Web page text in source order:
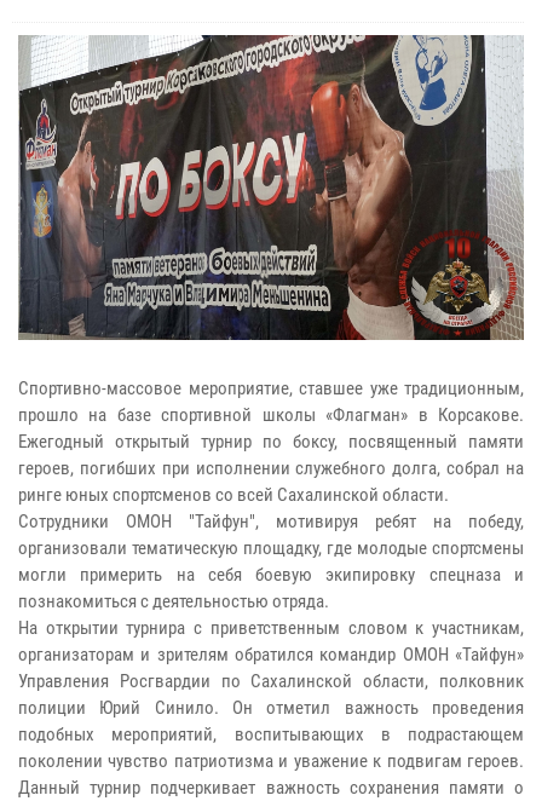
Спортивно-массовое мероприятие, ставшее уже традиционным,
прошло на базе спортивной школы «Флагман» в Корсакове.
Ежегодный открытый турнир по боксу, посвященный памяти
героев, погибших при исполнении служебного долга, собрал на
ринге юных спортсменов со всей Сахалинской области.
Сотрудники ОМОН "Тайфун", мотивируя ребят на победу,
организовали тематическую площадку, где молодые спортсмены
могли примерить на себя боевую экипировку спецназа и
познакомиться с деятельностью отряда.
На открытии турнира с приветственным словом к участникам,
организаторам и зрителям обратился командир ОМОН «Тайфун»
Управления Росгвардии по Сахалинской области, полковник
полиции Юрий Синило. Он отметил важность проведения
подобных мероприятий, воспитывающих в подрастающем
поколении чувство патриотизма и уважение к подвигам героев.
Данный турнир подчеркивает важность сохранения памяти о